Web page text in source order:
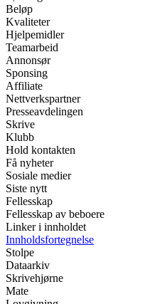
Beløp
Kvaliteter
Hjelpemidler
Teamarbeid
Annonsør
Sponsing
Affiliate
Nettverkspartner
Presseavdelingen
Skrive
Klubb
Hold kontakten
Få nyheter
Sosiale medier
Siste nytt
Fellesskap
Fellesskap av beboere
Linker i innholdet
Innholdsfortegnelse
Stolpe
Dataarkiv
Skrivehjørne
Mate